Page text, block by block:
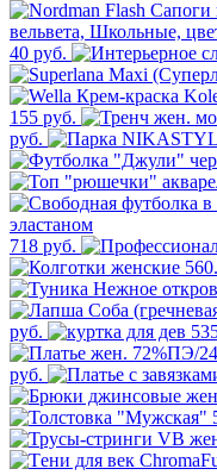
40 руб.
155 руб.
руб.
718 руб.
руб.
руб.